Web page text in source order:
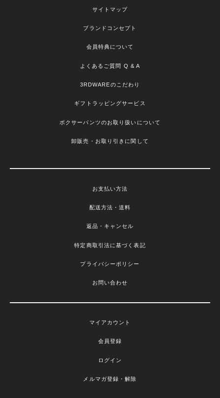
サイトマップ
ブランドコンセプト
会員特典について
よくあるご質問 Q & A
3RDWAREのこだわり
ギフトラッピングサービス
ボクサーパンツのお取り扱いについて
卸販売・お取り引きに関して
お支払い方法
配送方法・送料
返品・キャンセル
特定商取引法に基づく表記
プライバシーポリシー
お問い合わせ
マイアカウント
会員登録
ログイン
メルマガ登録・解除